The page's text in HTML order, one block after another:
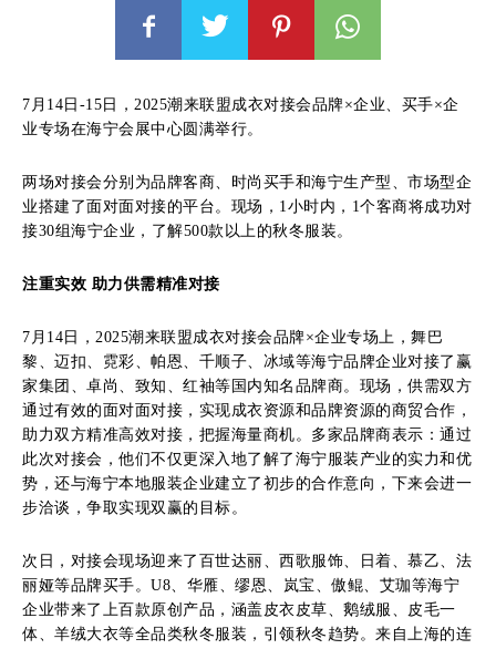
7月14日-15日，2025潮来联盟成衣对接会品牌×企业、买手×企
业专场在海宁会展中心圆满举行。
两场对接会分别为品牌客商、时尚买手和海宁生产型、市场型企
业搭建了面对面对接的平台。现场，1小时内，1个客商将成功对
接30组海宁企业，了解500款以上的秋冬服装。
注重实效 助力供需精准对接
7月14日，2025潮来联盟成衣对接会品牌×企业专场上，舞巴
黎、迈扣、霓彩、帕恩、千顺子、冰域等海宁品牌企业对接了赢
家集团、卓尚、致知、红袖等国内知名品牌商。现场，供需双方
通过有效的面对面对接，实现成衣资源和品牌资源的商贸合作，
助力双方精准高效对接，把握海量商机。多家品牌商表示：通过
此次对接会，他们不仅更深入地了解了海宁服装产业的实力和优
势，还与海宁本地服装企业建立了初步的合作意向，下来会进一
步洽谈，争取实现双赢的目标。
次日，对接会现场迎来了百世达丽、西歌服饰、日着、慕乙、法
丽娅等品牌买手。U8、华雁、缪恩、岚宝、傲鲲、艾珈等海宁
企业带来了上百款原创产品，涵盖皮衣皮草、鹅绒服、皮毛一
体、羊绒大衣等全品类秋冬服装，引领秋冬趋势。来自上海的连